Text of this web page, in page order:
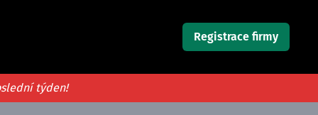
Registrace firmy
týden!